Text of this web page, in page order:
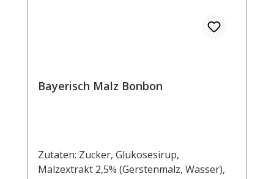
Bayerisch Malz Bonbon
Zutaten: Zucker, Glukosesirup,
Malzextrakt 2,5% (Gerstenmalz, Wasser),